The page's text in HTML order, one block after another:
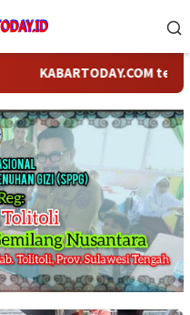
KABARTODAY.COM